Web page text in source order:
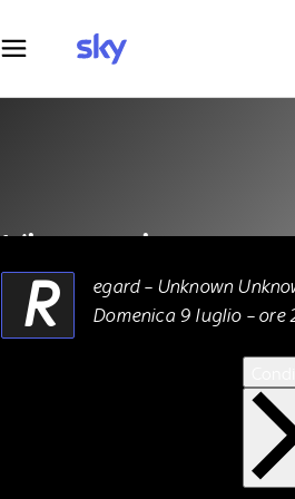
L’ignoto in
ARTE 07 Luglio 2023
R
egard – Unknown
Domenica 9 luglio – ore